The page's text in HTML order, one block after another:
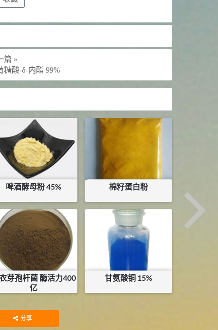
篇 »
糖酸-δ-内酯 99%
啤酒酵母粉 45%
¥3.3
库存：
KG
棉籽蛋白粉
¥7
库存：
KG
芽孢杆菌 酶活力400
亿
库存：50KG
甘氨酸铜 15%
分享